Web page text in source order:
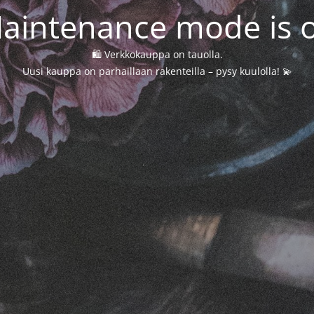
mode is
🛍️ Verkkokauppa on tauolla.
Uusi kauppa on parhaillaan rakenteilla – pysy kuulolla! 💫